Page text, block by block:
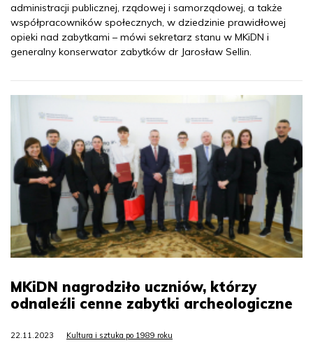
administracji publicznej, rządowej i samorządowej, a także
współpracowników społecznych, w dziedzinie prawidłowej
opieki nad zabytkami – mówi sekretarz stanu w MKiDN i
generalny konserwator zabytków dr Jarosław Sellin.
MKiDN nagrodziło uczniów, którzy
odnaleźli cenne zabytki archeologiczne
22.11.2023 Kultura i sztuka po 1989 roku